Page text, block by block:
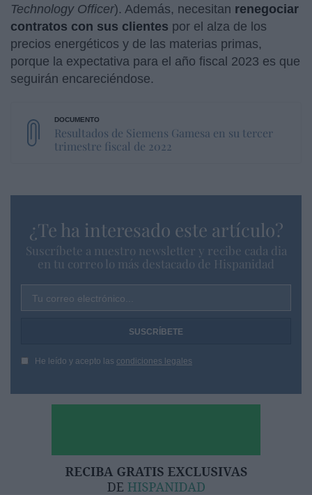
Technology Officer). Además, necesitan renegociar
contratos con sus clientes por el alza de los
precios energéticos y de las materias primas,
porque la expectativa para el año fiscal 2023 es que
seguirán encareciéndose.
Resultados de Siemens Gamesa en su tercer
trimestre fiscal de 2022
¿Te ha interesado este artículo?
Suscríbete a nuestro newsletter y recibe cada dia
en tu correo lo más destacado de Hispanidad
Tu correo electrónico...
He leído y acepto las condiciones legales